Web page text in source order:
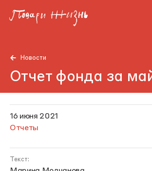
Новости
Отчет фонда за
16 июня 2021
Отчеты
Текст: